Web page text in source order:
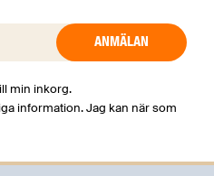
min inkorg.
information. Jag kan när som